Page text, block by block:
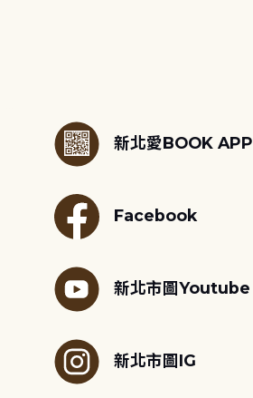
新北愛BOOK APP
Facebook
新北市圖Youtube
新北市圖IG